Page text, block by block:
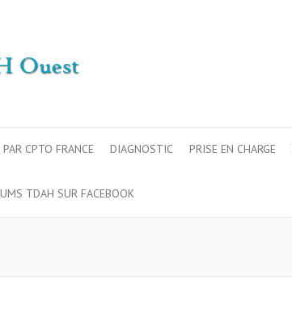
CPTO FRANCE DIAGNOSTIC PRISE EN CHARGE
TDAH SUR FACEBOOK